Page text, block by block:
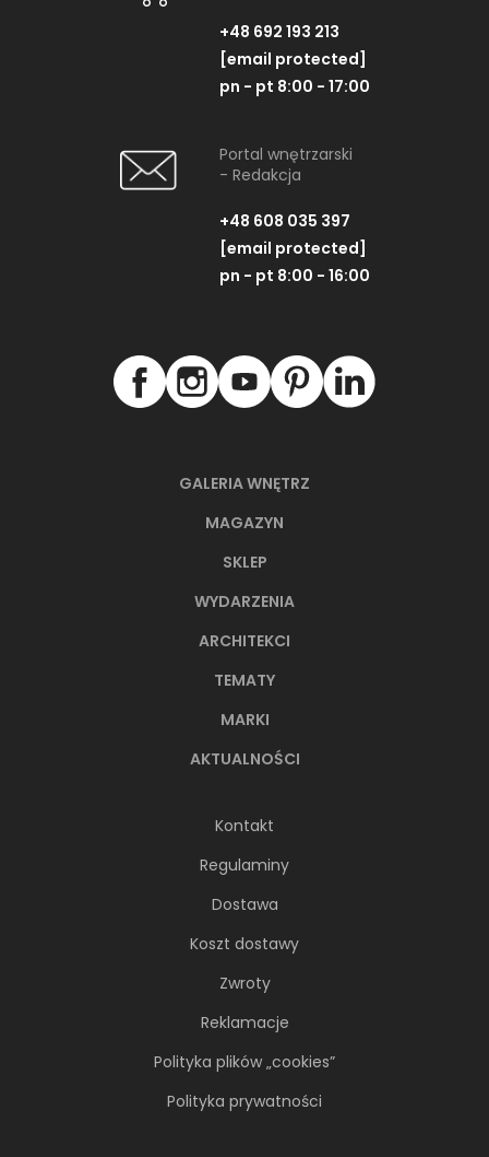
GALERIA WNĘTRZ
MAGAZYN
SKLEP
WYDARZENIA
ARCHITEKCI
TEMATY
MARKI
AKTUALNOŚCI
Kontakt
Regulaminy
Dostawa
Koszt dostawy
Zwroty
Reklamacje
Polityka plików „cookies”
Polityka prywatności
+48 692 193 213
[email protected]
pn - pt 8:00 - 17:00
Portal wnętrzarski
- Redakcja
+48 608 035 397
[email protected]
pn - pt 8:00 - 16:00